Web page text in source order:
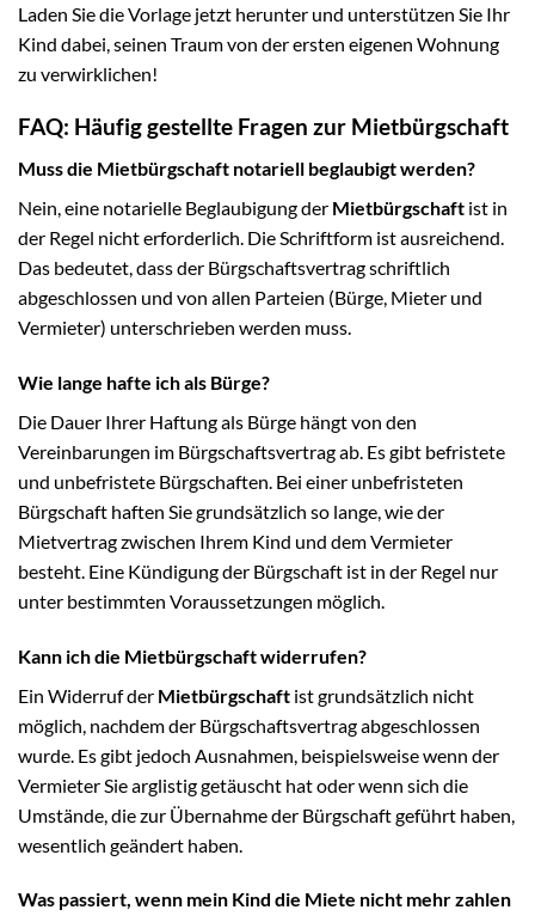
Laden Sie die Vorlage jetzt herunter und unterstützen Sie Ihr
Kind dabei, seinen Traum von der ersten eigenen Wohnung
zu verwirklichen!
FAQ: Häufig gestellte Fragen zur Mietbürgschaft
Muss die Mietbürgschaft notariell beglaubigt werden?
Nein, eine notarielle Beglaubigung der Mietbürgschaft ist in
der Regel nicht erforderlich. Die Schriftform ist ausreichend.
Das bedeutet, dass der Bürgschaftsvertrag schriftlich
abgeschlossen und von allen Parteien (Bürge, Mieter und
Vermieter) unterschrieben werden muss.
Wie lange hafte ich als Bürge?
Die Dauer Ihrer Haftung als Bürge hängt von den
Vereinbarungen im Bürgschaftsvertrag ab. Es gibt befristete
und unbefristete Bürgschaften. Bei einer unbefristeten
Bürgschaft haften Sie grundsätzlich so lange, wie der
Mietvertrag zwischen Ihrem Kind und dem Vermieter
besteht. Eine Kündigung der Bürgschaft ist in der Regel nur
unter bestimmten Voraussetzungen möglich.
Kann ich die Mietbürgschaft widerrufen?
Ein Widerruf der Mietbürgschaft ist grundsätzlich nicht
möglich, nachdem der Bürgschaftsvertrag abgeschlossen
wurde. Es gibt jedoch Ausnahmen, beispielsweise wenn der
Vermieter Sie arglistig getäuscht hat oder wenn sich die
Umstände, die zur Übernahme der Bürgschaft geführt haben,
wesentlich geändert haben.
Was passiert, wenn mein Kind die Miete nicht mehr zahlen